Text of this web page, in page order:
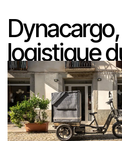
logistique
kilomètre
Nous équipons les
avec des cargos électriques
propres déplacements